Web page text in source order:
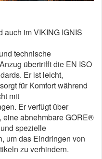
auch im VIKING IGNIS
technische
übertrifft die EN ISO
Er ist leicht,
für Komfort während
mit
Er verfügt über
eine abnehmbare GORE®
spezielle
um das Eindringen von
zu verhindern.